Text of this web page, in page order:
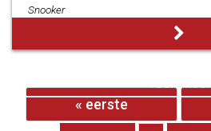
Toon meer
Snooker
Pagina's
« eerste